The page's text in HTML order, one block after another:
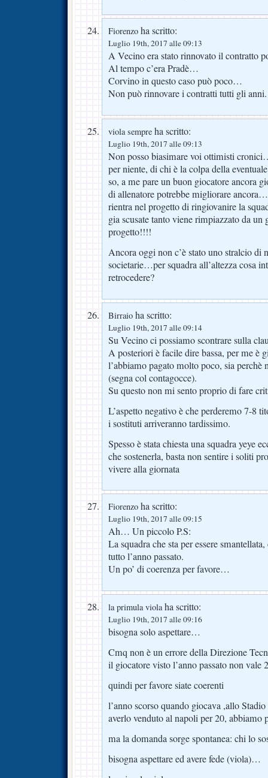
Fiorenzo ha scritto:
Luglio 19th, 2017 alle 09:13
A Vecino era stato rinnovato il contratto
Al tempo c’era Pradè…
Corvino in questo caso può poco…
Non può rinnovare i contratti tutti gli anni.
viola sempre ha scritto:
Luglio 19th, 2017 alle 09:13
Non posso biasimare voi ottimisti
per niente, di chi è la colpa della
so, a me pare un buon giocatore ancora
di allenatore potrebbe migliorare
rientra nel progetto di ringiovanire la
gia scusate tanto viene rimpiazzato da un
progetto!!!!
Ancora oggi non c’è stato uno stralcio di
societarie…per squadra all’altezza cosa
retrocedere?
Birraio ha scritto:
Luglio 19th, 2017 alle 09:14
Su Vecino ci possiamo scontrare sulla
A posteriori è facile dire bassa, per me è
l’abbiamo pagato molto poco, sia perchè
(segna col contagocce).
Su questo non mi sento proprio di fare
L’aspetto negativo è che perderemo 7-8
i sostituti arriveranno tardissimo.
Spesso è stata chiesta una squadra yeye
che sostenerla, basta non sentire i soliti
vivere alla giornata
Fiorenzo ha scritto:
Luglio 19th, 2017 alle 09:15
Ah… Un piccolo P.S:
La squadra che sta per essere
tutto l’anno passato.
Un po’ di coerenza per favore…
la primula violaha scritto:
Luglio 19th, 2017 alle 09:16
bisogna solo aspettare…
Cmq non è un errore della Direzione
il giocatore visto l’anno passato non
quindi per favore siate coerenti
l’anno scorso quando giocava ,allo
averlo venduto al napoli per 20,
ma la domanda sorge spontanea: chi lo
bisogna aspettare ed avere fede (viola)…